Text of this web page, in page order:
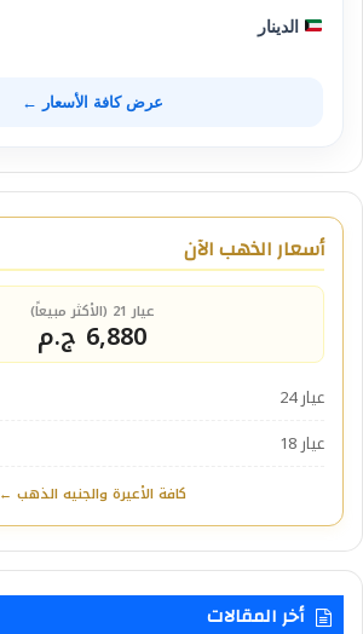
الدينار
عرض كافة الأسعار ←
أسعار الذهب الآن
عيار 21 (الأكثر مبيعاً)
6,880 ج.م
عيار 24
عيار 18
كافة الأعيرة والجنيه الذهب ←
أخر المقالات